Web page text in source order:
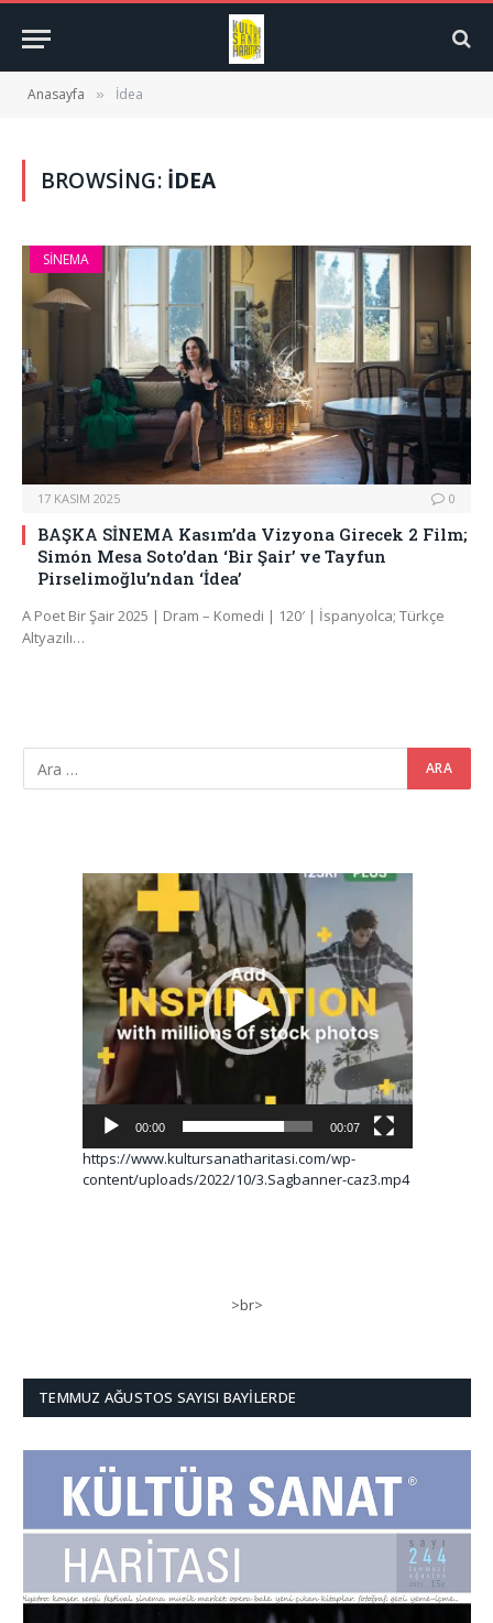
Anasayfa » İdea
BROWSING: İDEA
SINEMA
17 KASIM 2025 0
BAŞKA SİNEMA Kasım’da Vizyona Girecek 2 Film;
Simón Mesa Soto’dan ‘Bir Şair’ ve Tayfun
Pirselimoğlu’ndan ‘İdea’
A Poet Bir Şair 2025 | Dram – Komedi | 120′ | İspanyolca; Türkçe
Altyazılı…
Video
oynatıcı
00:00 00:07
https://www.kultursanatharitasi.com/wp-
content/uploads/2022/10/3.Sagbanner-caz3.mp4
>br>
TEMMUZ AĞUSTOS SAYISI BAYILERDE